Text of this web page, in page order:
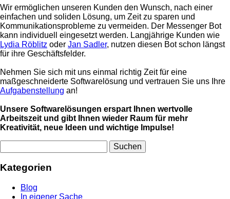
Wir ermöglichen unseren Kunden den Wunsch, nach einer
einfachen und soliden Lösung, um Zeit zu sparen und
Kommunikationsprobleme zu vermeiden. Der Messenger Bot
kann individuell eingesetzt werden. Langjährige Kunden wie
Lydia Röblitz oder Jan Sadler, nutzen diesen Bot schon längst
für ihre Geschäftsfelder.
Nehmen Sie sich mit uns einmal richtig Zeit für eine
maßgeschneiderte Softwarelösung und vertrauen Sie uns Ihre
Aufgabenstellung an!
Unsere Softwarelösungen erspart Ihnen wertvolle
Arbeitszeit und gibt Ihnen wieder Raum für mehr
Kreativität, neue Ideen und wichtige Impulse!
Kategorien
Blog
In eigener Sache